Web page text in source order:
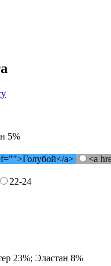
5%
a>
<a
22-24
23%; Эластан 8%